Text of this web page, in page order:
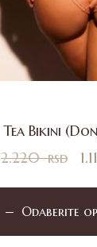
Tea Bikini
2.220rsd
Odaberite